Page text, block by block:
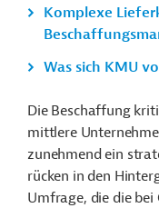
Komplexe
Was sich KMU
Die Beschaffung
mittlere
zunehmend ein
rücken in den
Umfrage, die die